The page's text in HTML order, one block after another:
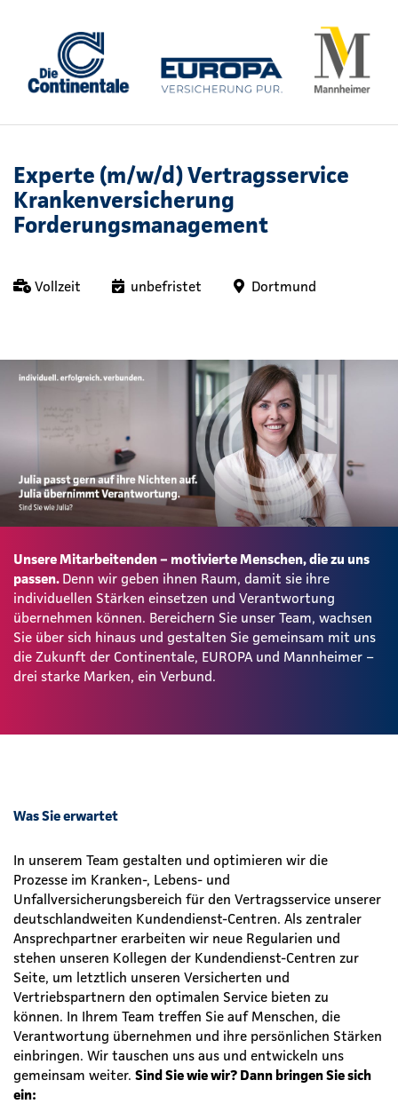
Experte (m/w/d) Vertragsservice
Krankenversicherung
Forderungsmanagement
Vollzeit unbefristet Dortmund
Unsere Mitarbeitenden – motivierte Menschen, die zu uns
passen. Denn wir geben ihnen Raum, damit sie ihre
individuellen Stärken einsetzen und Verantwortung
übernehmen können. Bereichern Sie unser Team, wachsen
Sie über sich hinaus und gestalten Sie gemeinsam mit uns
die Zukunft der Continentale, EUROPA und Mannheimer –
drei starke Marken, ein Verbund.
Was Sie erwartet
In unserem Team gestalten und optimieren wir die
Prozesse im Kranken-, Lebens- und
Unfallversicherungsbereich für den Vertragsservice unserer
deutschlandweiten Kundendienst-Centren. Als zentraler
Ansprechpartner erarbeiten wir neue Regularien und
stehen unseren Kollegen der Kundendienst-Centren zur
Seite, um letztlich unseren Versicherten und
Vertriebspartnern den optimalen Service bieten zu
können. In Ihrem Team treffen Sie auf Menschen, die
Verantwortung übernehmen und ihre persönlichen Stärken
einbringen. Wir tauschen uns aus und entwickeln uns
gemeinsam weiter. Sind Sie wie wir? Dann bringen Sie sich
ein: